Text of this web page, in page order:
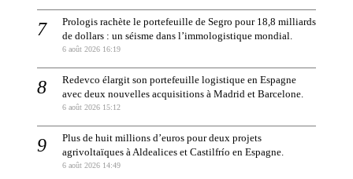
Prologis rachète le portefeuille de Segro pour 18,8 milliards
de dollars : un séisme dans l’immologistique mondial.
6 août 2026 16:19
Redevco élargit son portefeuille logistique en Espagne
avec deux nouvelles acquisitions à Madrid et Barcelone.
6 août 2026 15:12
Plus de huit millions d’euros pour deux projets
agrivoltaïques à Aldealices et Castilfrío en Espagne.
6 août 2026 14:49